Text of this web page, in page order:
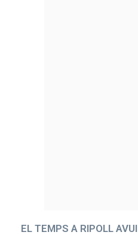
EL TEMPS A RIPOLL AVUI